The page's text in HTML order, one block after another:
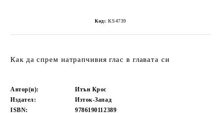
Код: KS4739
Как да спрем натрапчивия глас в главата си
Автор(и):
Итън Крос
Издател:
Изток-Запад
ISBN:
9786190112389